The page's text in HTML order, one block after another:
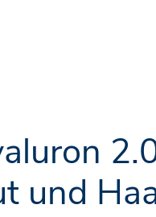
und